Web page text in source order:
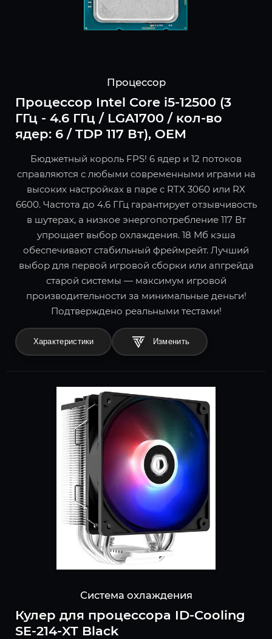
Процессор
Процессор Intel Core i5-12500 (3
ГГц - 4.6 ГГц / LGA1700 / кол-во
ядер: 6 / TDP 117 Вт), OEM
Бюджетный король FPS! 6 ядер и 12 потоков
справляются с любыми современными играми на
высоких настройках в паре с RTX 3060 или RX
6600. Частота до 4.6 ГГц гарантирует отзывчивость
в шутерах, а низкое энергопотребление 117 Вт
упрощает выбор охлаждения. 18 Мб кэша
обеспечивают стабильный фреймрейт. Лучший
выбор для первой игровой сборки или апгрейда
старой системы — максимум игровой
производительности за минимальные деньги!
Подтверждено реальными тестами!
Характеристики
Система охлаждения
Кулер для процессора ID-Cooling
SE-214-XT Black